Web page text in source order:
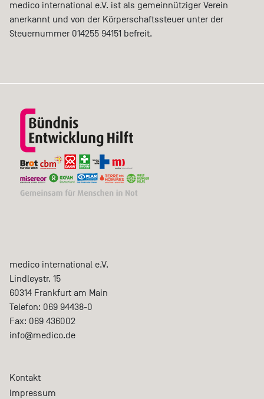
medico international e.V. ist als gemeinnütziger Verein
anerkannt und von der Körperschaftssteuer unter der
Steuernummer 014255 94151 befreit.
medico international e.V.
Lindleystr. 15
60314 Frankfurt am Main
Telefon: 069 94438-0
Fax: 069 436002
info@medico.de
Kontakt
Impressum